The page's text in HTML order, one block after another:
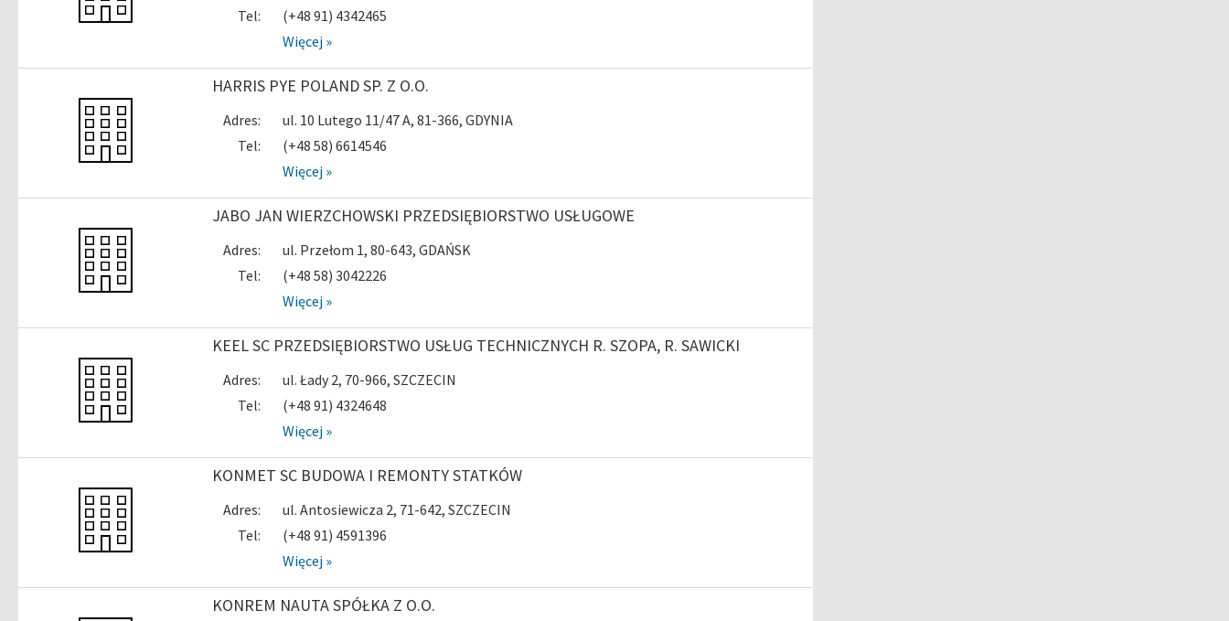
Tel:
(+48 91) 4342465
Więcej »
HARRIS PYE POLAND SP. Z O.O.
Adres:
ul. 10 Lutego 11/47 A, 81-366, GDYNIA
Tel:
(+48 58) 6614546
Więcej »
JABO JAN WIERZCHOWSKI PRZEDSIĘBIORSTWO USŁUGOWE
Adres:
ul. Przełom 1, 80-643, GDAŃSK
Tel:
(+48 58) 3042226
Więcej »
KEEL SC PRZEDSIĘBIORSTWO USŁUG TECHNICZNYCH R. SZOPA, R. SAWICKI
Adres:
ul. Łady 2, 70-966, SZCZECIN
Tel:
(+48 91) 4324648
Więcej »
KONMET SC BUDOWA I REMONTY STATKÓW
Adres:
ul. Antosiewicza 2, 71-642, SZCZECIN
Tel:
(+48 91) 4591396
Więcej »
KONREM NAUTA SPÓŁKA Z O.O.